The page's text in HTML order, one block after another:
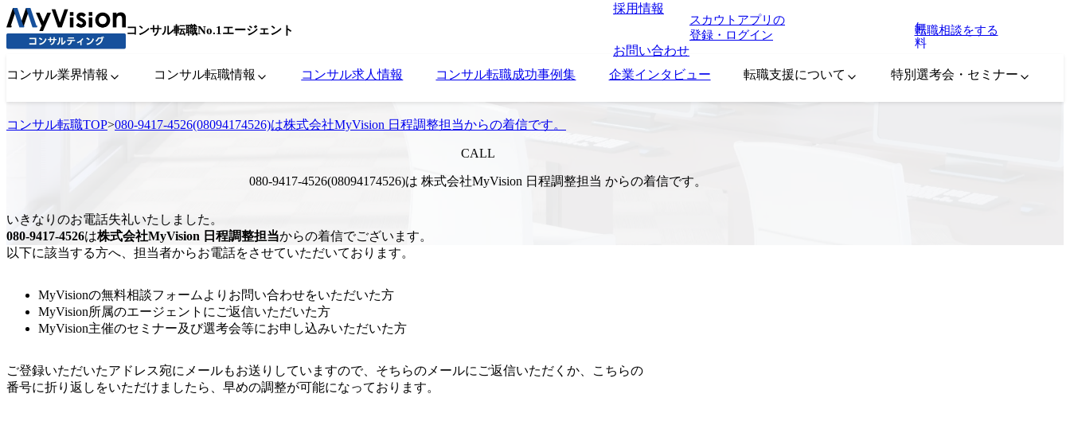
コンサル転職No.1エージェント
採用情報
お問い合わせ
スカウトアプリの
登録・ログイン
無
料
転職相談をする
コンサル業界情報 コンサル転職情報 コンサル求人情報 コンサル転職成功事例集 企業インタビュー 転職支援について 特別選考会・セミナー
コンサル転職TOP>080-9417-4526(08094174526)は株式会社MyVision 日程調整担当からの着信です。
CALL
080-9417-4526(08094174526)は 株式会社MyVision 日程調整担当 からの着信です。
いきなりのお電話失礼いたしました。
080-9417-4526は株式会社MyVision 日程調整担当からの着信でございます。
以下に該当する方へ、担当者からお電話をさせていただいております。
MyVisionの無料相談フォームよりお問い合わせをいただいた方
MyVision所属のエージェントにご返信いただいた方
MyVision主催のセミナー及び選考会等にお申し込みいただいた方
ご登録いただいたアドレス宛にメールもお送りしていますので、そちらのメールにご返信いただくか、こちらの
番号に折り返しをいただけましたら、早めの調整が可能になっております。